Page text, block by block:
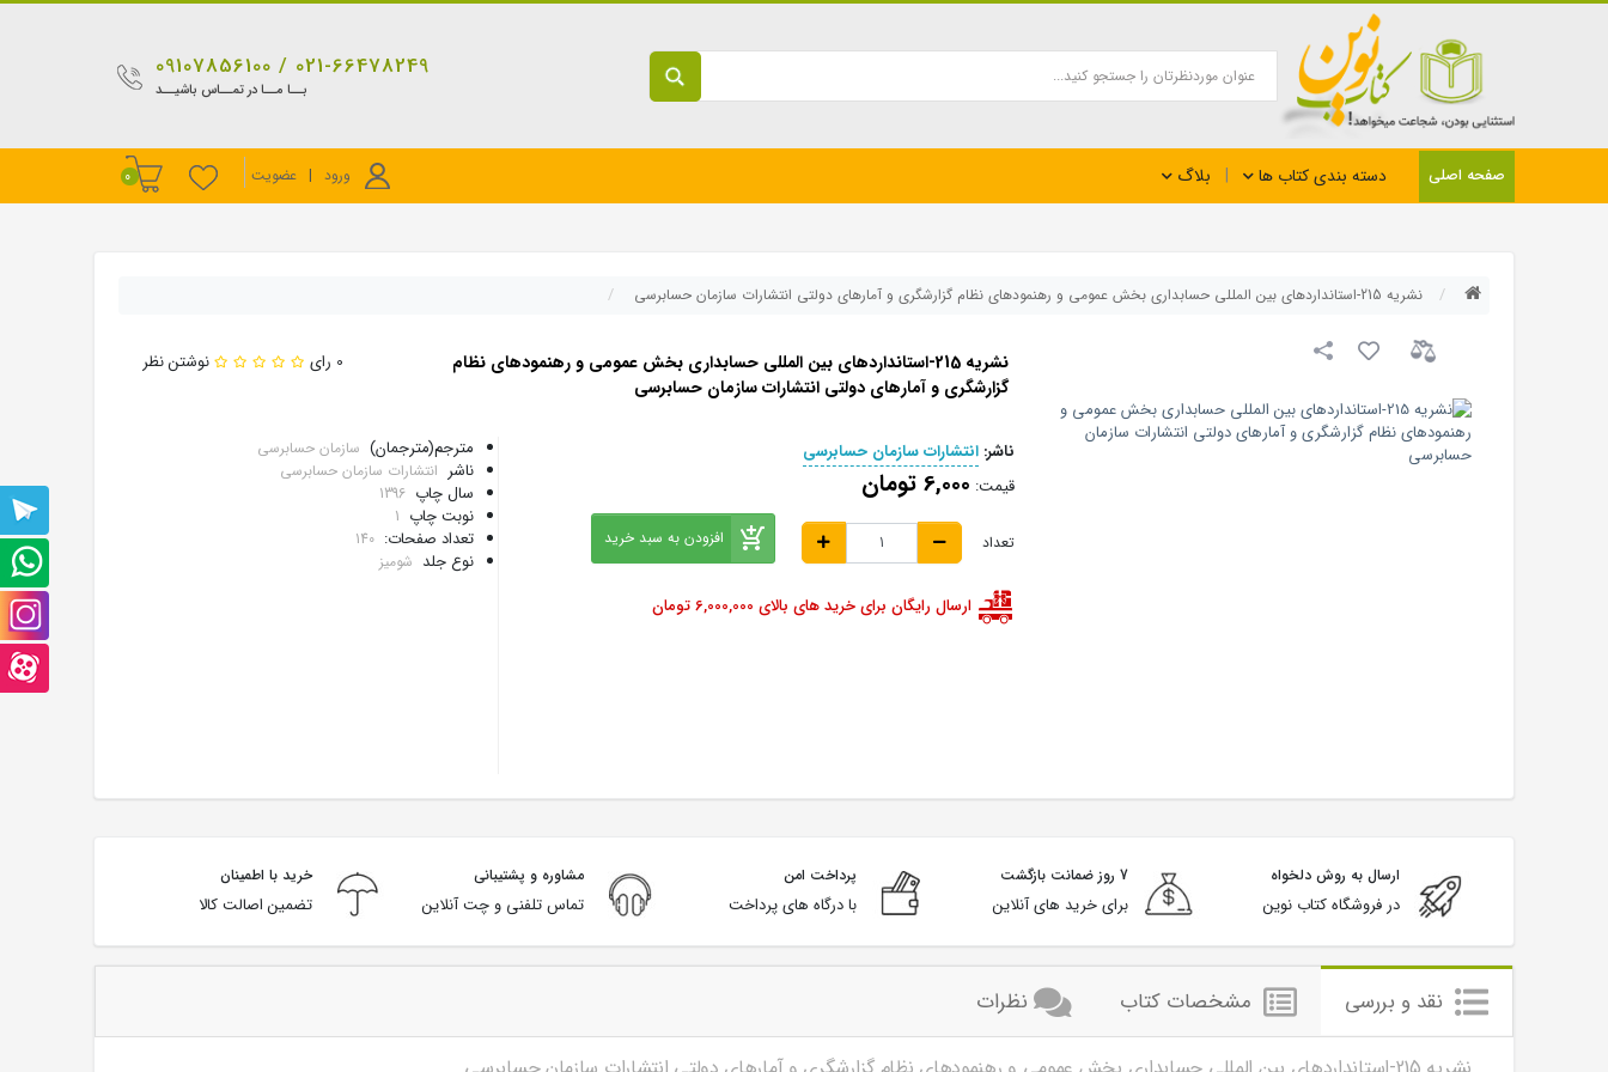
021-66478249 / 09107856100
بــا مــا در تمــاس باشیــد
صفحه اصلی دسته بندی کتاب ها بلاگ ورود | عضویت 0
نشریه 215-استانداردهای بین المللی حسابداری بخش عمومی و رهنمودهای نظام گزارشگری و آمارهای دولتی انتشارات سازمان حسابرسی
نشریه 215-استانداردهای بین المللی حسابداری بخش عمومی و رهنمودهای نظام
گزارشگری و آمارهای دولتی انتشارات سازمان حسابرسی
0 رای نوشتن نظر
ناشر: انتشارات سازمان حسابرسی
قیمت: 6,000 تومان
تعداد افزودن به سبد خرید
ارسال رایگان برای خرید های بالای 6,000,000 تومان
مترجم(مترجمان) سازمان حسابرسی
ناشر انتشارات سازمان حسابرسی
سال چاپ 1396
نوبت چاپ 1
تعداد صفحات: 140
نوع جلد شومیز
ارسال به روش دلخواه
در فروشگاه کتاب نوین
7 روز ضمانت بازگشت
برای خرید های آنلاین
پرداخت امن
با درگاه های پرداخت
مشاوره و پشتیبانی
تماس تلفنی و چت آنلاین
خرید با اطمینان
تضمین اصالت کالا
نقد و بررسی مشخصات کتاب نظرات
پشتیبانی
تلگرام
پشتیبانی
واتس
آپ
صفحه
اینستاگرام
صفحه